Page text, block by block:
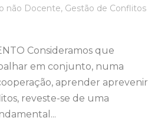
não Docente, Gestão de Conflitos
Consideramos que
em conjunto, numa
aprender aprevenir
reveste-se de uma